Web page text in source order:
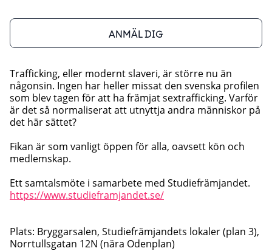
ANMÄL DIG
Trafficking, eller modernt slaveri, är större nu än
någonsin. Ingen har heller missat den svenska profilen
som blev tagen för att ha främjat sextrafficking. Varför
är det så normaliserat att utnyttja andra människor på
det här sättet?
Fikan är som vanligt öppen för alla, oavsett kön och
medlemskap.
Ett samtalsmöte i samarbete med Studiefrämjandet.
https://www.studieframjandet.se/
Plats: Bryggarsalen, Studiefrämjandets lokaler (plan 3),
Norrtullsgatan 12N (nära Odenplan)